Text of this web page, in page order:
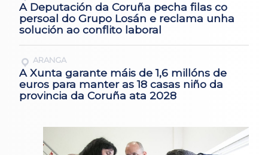
A Deputación da Coruña pecha filas co
persoal do Grupo Losán e reclama unha
solución ao conflito laboral
ARANGA
A Xunta garante máis de 1,6 millóns de
euros para manter as 18 casas niño da
provincia da Coruña ata 2028